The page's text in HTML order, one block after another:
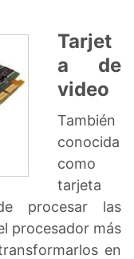
Tarjet
a de
video
También
conocida
como
tarjeta
procesar las
procesador más
en